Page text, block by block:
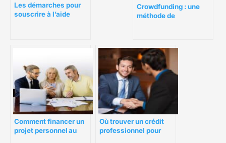
Les démarches pour
souscrire à l’aide
Crowdfunding : une
méthode de
Comment financer un
projet personnel au
Où trouver un crédit
professionnel pour